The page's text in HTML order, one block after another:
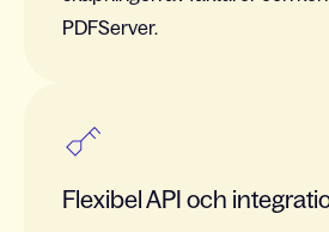
PDFServer.
Flexibel API och